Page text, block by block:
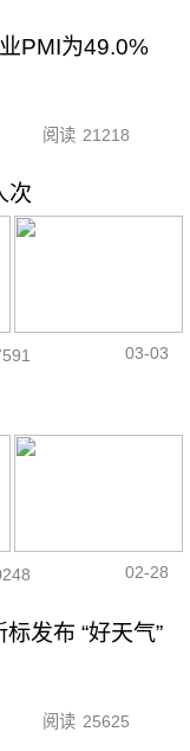
PMI为49.0%
阅读 21218
次
03-03
02-28
发布 “好天气”
阅读 25625